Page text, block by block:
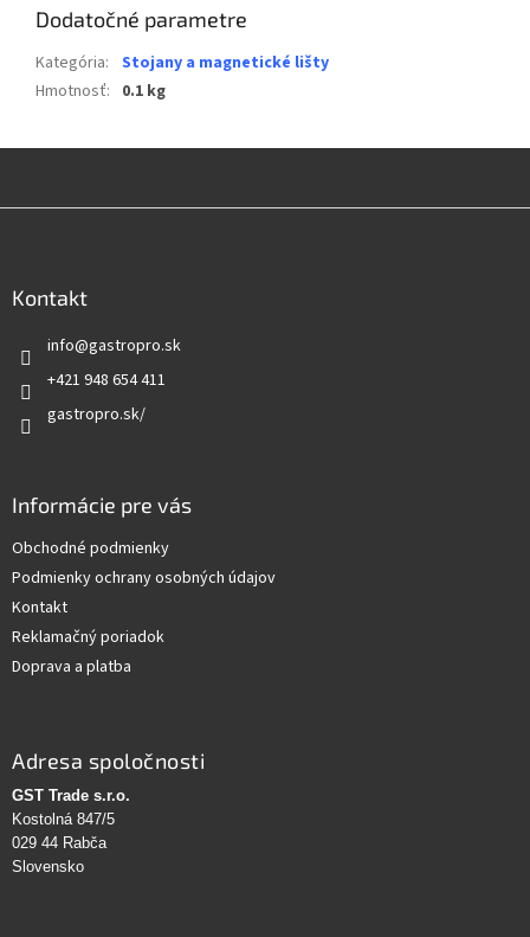
Dodatočné parametre
Kategória: Stojany a magnetické lišty
Hmotnosť: 0.1 kg
Kontakt
info@gastropro.sk
+421 948 654 411
gastropro.sk/
Informácie pre vás
Obchodné podmienky
Podmienky ochrany osobných údajov
Kontakt
Reklamačný poriadok
Doprava a platba
Adresa spoločnosti
GST Trade s.r.o.
Kostolná 847/5
029 44 Rabča
Slovensko